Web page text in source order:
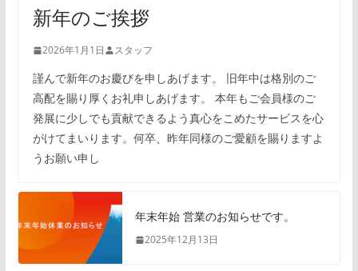
新年のご挨拶
2026年1月1日 スタッフ
謹んで新年のお慶びを申しあげます。 旧年中は格別のご
高配を賜り厚くお礼申しあげます。 本年もご会員様のご
発展に少しでも貢献できるよう真心をこめたサービスを心
がけてまいります。何卒、昨年同様のご愛顧を賜りますよ
うお願い申し
年末年始 営業のお知らせです。
2025年12月13日